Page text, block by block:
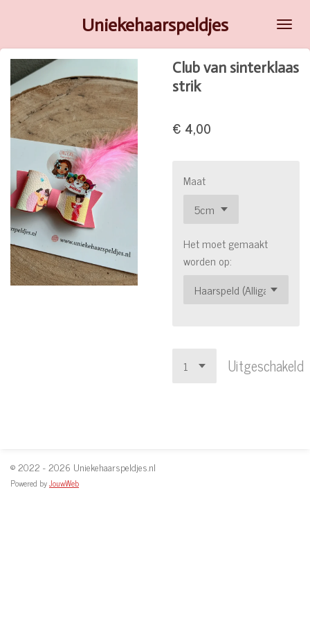
naar
hoofdinhoud
Uniekehaarspeldjes
Club van sinterklaas
strik
€ 4,00
Maat
Het moet gemaakt
worden op:
Uitgeschakeld
© 2022 - 2026 Uniekehaarspeldjes.nl
Powered byJouwWeb